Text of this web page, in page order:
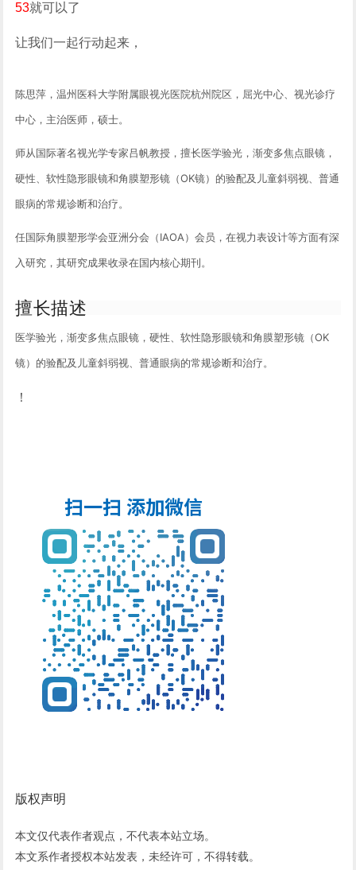
53就可以了
让我们一起行动起来，
陈思萍，温州医科大学附属眼视光医院杭州院区，屈光中心、视光诊疗
中心，主治医师，硕士。
师从国际著名视光学专家吕帆教授，擅长医学验光，渐变多焦点眼镜，
硬性、软性隐形眼镜和角膜塑形镜（OK镜）的验配及儿童斜弱视、普通
眼病的常规诊断和治疗。
任国际角膜塑形学会亚洲分会（IAOA）会员，在视力表设计等方面有深
入研究，其研究成果收录在国内核心期刊。
擅长描述
医学验光，渐变多焦点眼镜，硬性、软性隐形眼镜和角膜塑形镜（OK
镜）的验配及儿童斜弱视、普通眼病的常规诊断和治疗。
！
版权声明
本文仅代表作者观点，不代表本站立场。
本文系作者授权本站发表，未经许可，不得转载。